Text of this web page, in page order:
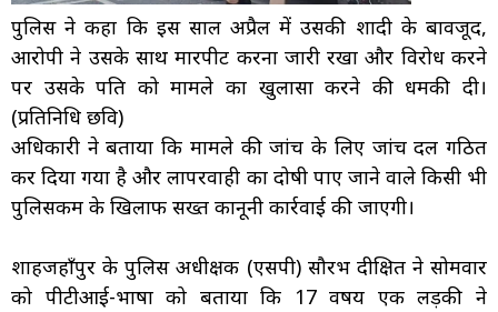
पुलिस ने कहा कि इस साल अप्रैल में उसकी शादी के बावजूद,
आरोपी ने उसके साथ मारपीट करना जारी रखा और विरोध करने
पर उसके पति को मामले का खुलासा करने की धमकी दी।
(प्रतिनिधि छवि)
अधिकारी ने बताया कि मामले की जांच के लिए जांच दल गठित
कर दिया गया है और लापरवाही का दोषी पाए जाने वाले किसी भी
पुलिसकर्मी के खिलाफ सख्त कानूनी कार्रवाई की जाएगी।
शाहजहाँपुर के पुलिस अधीक्षक (एसपी) सौरभ दीक्षित ने सोमवार
को पीटीआई-भाषा को बताया कि 17 वर्षीय एक लड़की ने